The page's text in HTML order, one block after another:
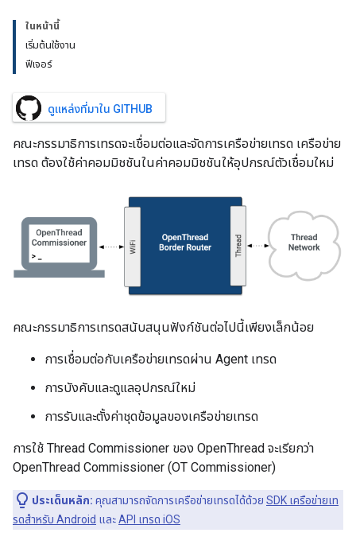
ในหน้านี้
เริ่มต้นใช้งาน
ฟีเจอร์
ดูแหล่งที่มาใน GITHUB
คณะกรรมาธิการเทรดจะเชื่อมต่อและจัดการเครือข่ายเทรด เครือข่าย
เทรด ต้องใช้ค่าคอมมิชชันในค่าคอมมิชชันให้อุปกรณ์ตัวเชื่อมใหม่
คณะกรรมาธิการเทรดสนับสนุนฟังก์ชันต่อไปนี้เพียงเล็กน้อย
การเชื่อมต่อกับเครือข่ายเทรดผ่าน Agent เทรด
การบังคับและดูแลอุปกรณ์ใหม่
การรับและตั้งค่าชุดข้อมูลของเครือข่ายเทรด
การใช้ Thread Commissioner ของ OpenThread จะเรียกว่า
OpenThread Commissioner (OT Commissioner)
ประเด็นหลัก: คุณสามารถจัดการเครือข่ายเทรดได้ด้วย SDK เครือข่ายเท
รดสําหรับ Android และAPI เทรด iOS